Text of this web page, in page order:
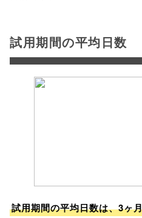
試用期間の平均日数
試用期間の平均日数は、3ヶ